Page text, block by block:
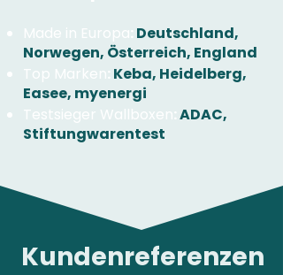
Made in Europa: Deutschland,
Norwegen, Österreich, England
Top Marken: Keba, Heidelberg,
Easee, myenergi
Testsieger Wallboxen:ADAC,
Stiftungwarentest
Kundenreferenzen